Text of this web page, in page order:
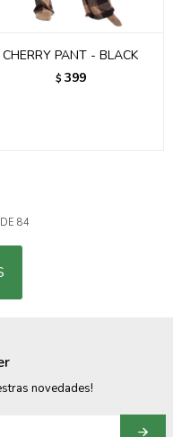
CHERRY PANT - BLACK
$ 399
DE 84
novedades!